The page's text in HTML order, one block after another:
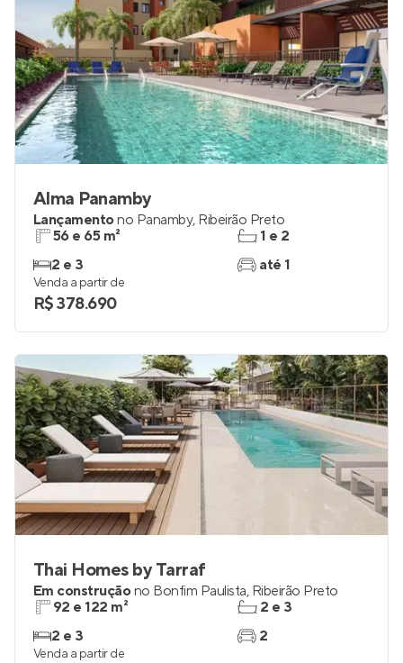
Alma Panamby
Lançamentono Panamby, Ribeirão Preto
56 e 65 m²
2 e 3
1 e 2
até 1
Venda a partir de
R$ 378.690
Thai Homes by Tarraf
Em construçãono Bonfim Paulista, Ribeirão Preto
92 e 122 m²
2 e 3
2 e 3
2
Venda a partir de